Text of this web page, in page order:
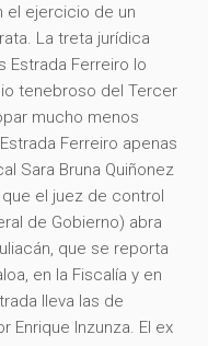
el ejercicio de un
La treta jurídica
Estrada Ferreiro lo
tenebroso del Tercer
mucho menos
Ferreiro apenas
Sara Bruna Quiñonez
que el juez de control
de Gobierno) abra
que se reporta
en la Fiscalía y en
lleva las de
Enrique Inzunza. El ex